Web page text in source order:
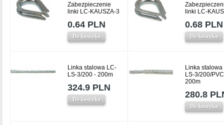
Zabezpieczenie
linki LC-KAUSZA-3
0.64 PLN
Do koszyka
linki LC-
0.68 PLN
Do koszyka
Linka stalowa LC-
LS-3/200 - 200m
324.9 PLN
Do koszyka
Linka stalowa
LS-3/200/
200m
280.8
Do koszyka